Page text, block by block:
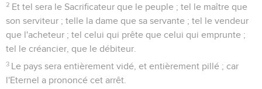
2 Et tel sera le Sacrificateur que le peuple ; tel le maître que
son serviteur ; telle la dame que sa servante ; tel le vendeur
que l'acheteur ; tel celui qui prête que celui qui emprunte ;
tel le créancier, que le débiteur.
3 Le pays sera entièrement vidé, et entièrement pillé ; car
l'Eternel a prononcé cet arrêt.